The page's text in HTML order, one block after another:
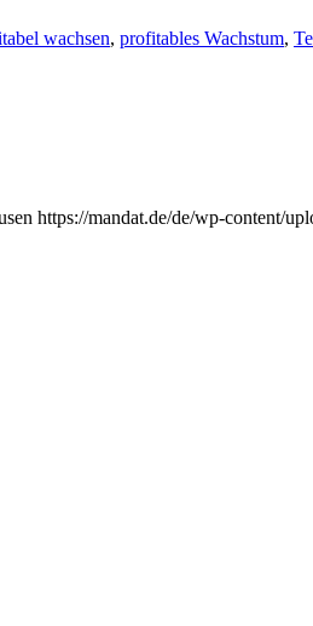
wachsen, profitables Wachstum,
https://mandat.de/de/wp-content/